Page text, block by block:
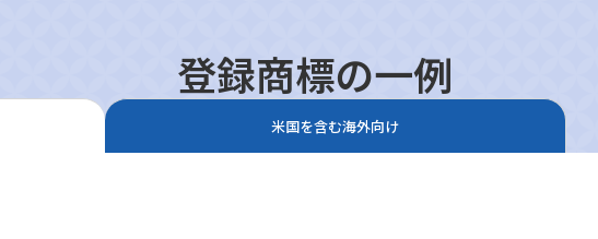
登録商標の一例
米国を含む海外向け